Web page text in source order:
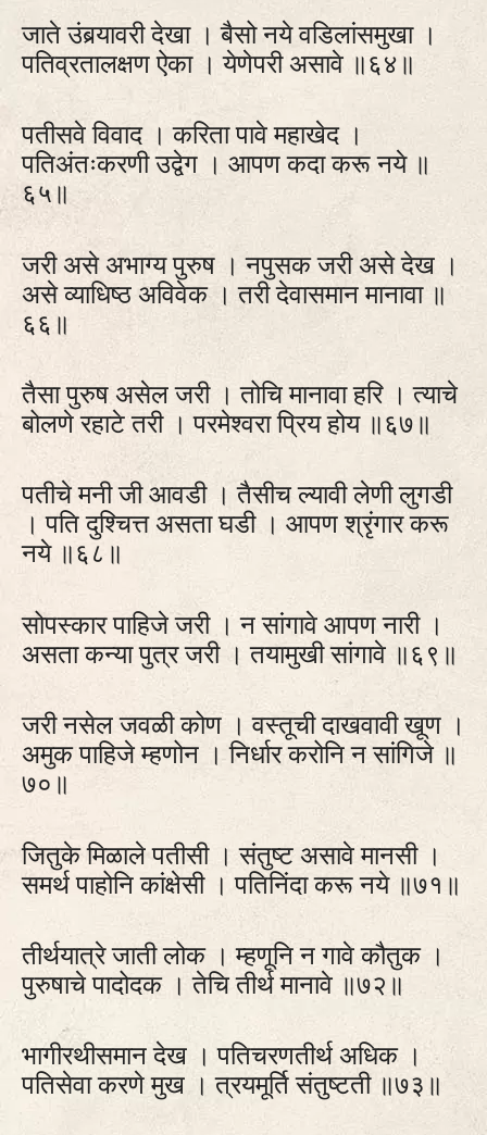
जाते उंबर्‍यावरी देखा । बैसो नये वडिलांसमुखा ।
पतिव्रतालक्षण ऐका । येणेपरी असावे ॥६४॥
पतीसवे विवाद । करिता पावे महाखेद ।
पतिअंतःकरणी उद्वेग । आपण कदा करू नये ॥
६५॥
जरी असे अभाग्य पुरुष । नपुसक जरी असे देख ।
असे व्याधिष्ठ अविवेक । तरी देवासमान मानावा ॥
६६॥
तैसा पुरुष असेल जरी । तोचि मानावा हरि । त्याचे
बोलणे रहाटे तरी । परमेश्वरा प्रिय होय ॥६७॥
पतीचे मनी जी आवडी । तैसीच ल्यावी लेणी लुगडी
। पति दुश्चित्त असता घडी । आपण श्रृंगार करू
नये ॥६८॥
सोपस्कार पाहिजे जरी । न सांगावे आपण नारी ।
असता कन्या पुत्र जरी । तयामुखी सांगावे ॥६९॥
जरी नसेल जवळी कोण । वस्तूची दाखवावी खूण ।
अमुक पाहिजे म्हणोन । निर्धार करोनि न सांगिजे ॥
७०॥
जितुके मिळाले पतीसी । संतुष्ट असावे मानसी ।
समर्थ पाहोनि कांक्षेसी । पतिनिंदा करू नये ॥७१॥
तीर्थयात्रे जाती लोक । म्हणूनि न गावे कौतुक ।
पुरुषाचे पादोदक । तेचि तीर्थ मानावे ॥७२॥
भागीरथीसमान देख । पतिचरणतीर्थ अधिक ।
पतिसेवा करणे मुख । त्रयमूर्ति संतुष्टती ॥७३॥